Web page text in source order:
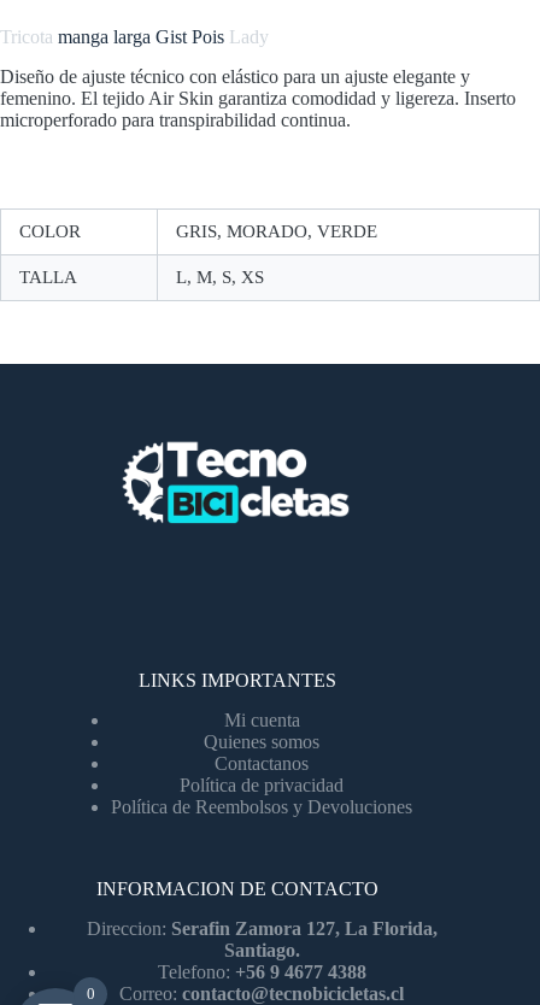
Tricota manga larga Gist Pois Lady
Diseño de ajuste técnico con elástico para un ajuste elegante y
femenino. El tejido Air Skin garantiza comodidad y ligereza. Inserto
microperforado para transpirabilidad continua.
COLOR GRIS, MORADO, VERDE
TALLA L, M, S, XS
LINKS IMPORTANTES
Mi cuenta
Quienes somos
Contactanos
Política de privacidad
Política de Reembolsos y Devoluciones
INFORMACION DE CONTACTO
Direccion: Serafin Zamora 127, La Florida,
Santiago.
Telefono: +56 9 4677 4388
Correo:contacto@tecnobicicletas.cl
0